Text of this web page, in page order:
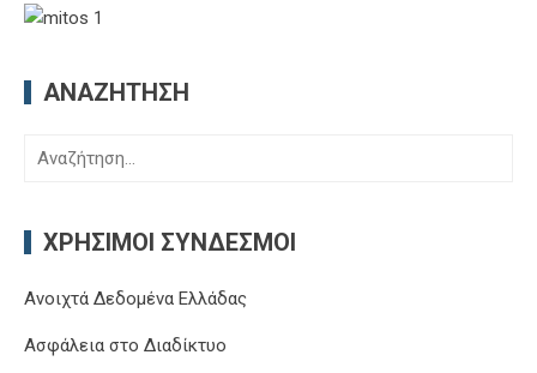
ΑΝΑΖΉΤΗΣΗ
Αναζήτηση
ΧΡΉΣΙΜΟΙ ΣΎΝΔΕΣΜΟΙ
Ανοιχτά Δεδομένα Ελλάδας
Ασφάλεια στο Διαδίκτυο